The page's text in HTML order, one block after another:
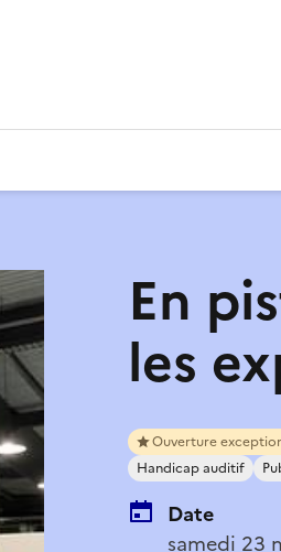
En
les
Ouverture
Handicap auditif
Date
samedi 23